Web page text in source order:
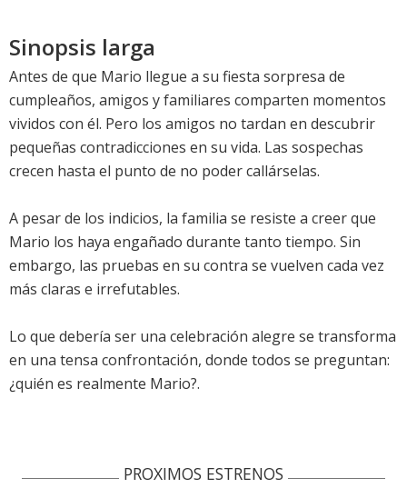
Sinopsis larga
Antes de que Mario llegue a su fiesta sorpresa de
cumpleaños, amigos y familiares comparten momentos
vividos con él. Pero los amigos no tardan en descubrir
pequeñas contradicciones en su vida. Las sospechas
crecen hasta el punto de no poder callárselas.
A pesar de los indicios, la familia se resiste a creer que
Mario los haya engañado durante tanto tiempo. Sin
embargo, las pruebas en su contra se vuelven cada vez
más claras e irrefutables.
Lo que debería ser una celebración alegre se transforma
en una tensa confrontación, donde todos se preguntan:
¿quién es realmente Mario?.
PROXIMOS ESTRENOS